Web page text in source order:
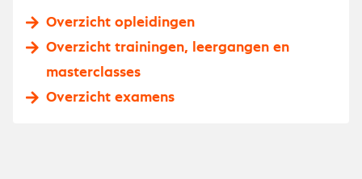
Overzicht opleidingen
Overzicht trainingen, leergangen en
masterclasses
Overzicht examens